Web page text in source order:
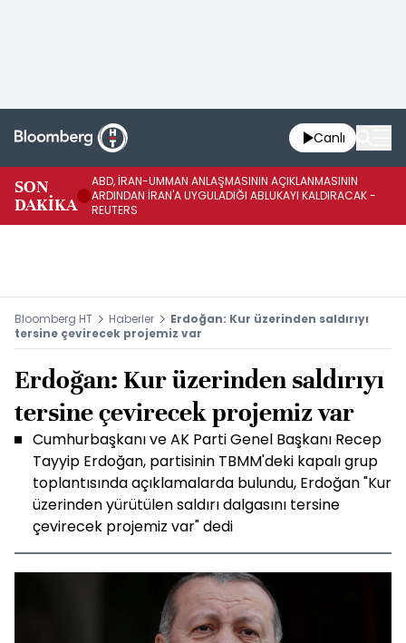
Canlı
SON
DAKİKA
ABD, İRAN-UMMAN ANLAŞMASININ AÇIKLANMASININ
ARDINDAN İRAN'A UYGULADIĞI ABLUKAYI KALDIRACAK -
REUTERS
Bloomberg HT Haberler
Erdoğan: Kur üzerinden saldırıyı
tersine çevirecek projemiz var
Erdoğan: Kur üzerinden saldırıyı
tersine çevirecek projemiz var
Cumhurbaşkanı ve AK Parti Genel Başkanı Recep
Tayyip Erdoğan, partisinin TBMM'deki kapalı grup
toplantısında açıklamalarda bulundu, Erdoğan "Kur
üzerinden yürütülen saldırı dalgasını tersine
çevirecek projemiz var" dedi